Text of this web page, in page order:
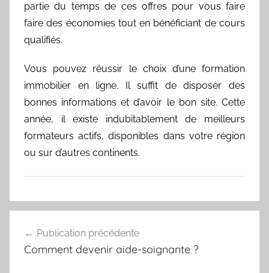
partie du temps de ces offres pour vous faire
faire des économies tout en bénéficiant de cours
qualifiés.
Vous pouvez réussir le choix d’une formation
immobilier en ligne. Il suffit de disposer des
bonnes informations et d’avoir le bon site. Cette
année, il existe indubitablement de meilleurs
formateurs actifs, disponibles dans votre région
ou sur d’autres continents.
de
Publication précédente
Comment devenir aide-soignante ?